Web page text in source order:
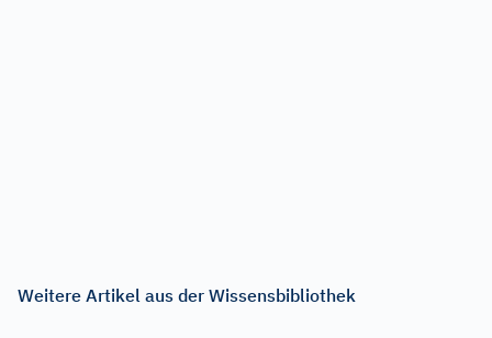
Weitere Artikel aus der Wissensbibliothek